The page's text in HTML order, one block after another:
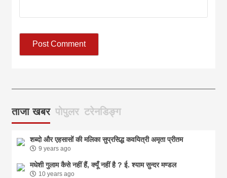
ताजा खबर पोपुलर टरेनडिङ्ग
शब्दो और एहसासों की मलिका सुप्रसिद्ध कवयित्री अमृता प्रीतम
9 years ago
मधेशी गुलाम कैसे नहीं हैं, क्यूँ नहीं है ? ई. श्याम सुन्दर मण्डल
10 years ago